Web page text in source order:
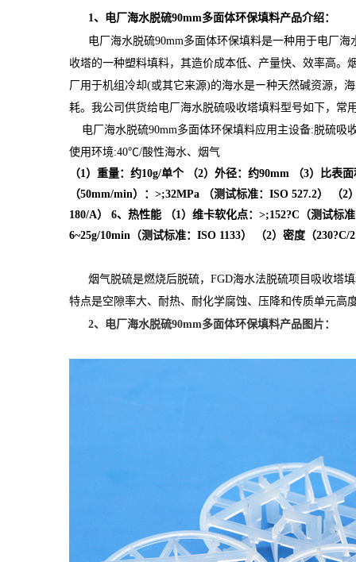
1、电厂海水脱硫90mm多面体环保填料产品介绍：
电厂海水脱硫90mm多面体环保填料是一种用于电厂
收塔的一种塑料填料，其造价成本低、产量快、效率高
厂用于机组冷却(或其它来源)的海水是ー种天然碱资源，
耗。我公司供货给电厂海水脱硫吸收塔填料型号如下，常
电厂海水脱硫90mm多面体环保填料应用 主设备:脱硫吸
使用环境:40℃/酸性海水、烟气
（1）重量：约10g/单个 （2）外径：约90mm （3）比
（50mm/min）：>;32MPa （测试标准：ISO 527.2） （
180/A） 6、热性能 （1）维卡软化点：>;152?C（测试标
6~25g/10min（测试标准：ISO 1133） （2）密度（
烟气脱硫是燃烧后脱硫，FGD海水法脱硫项目吸收塔
特点是空隙率大、耐热、耐化学腐蚀、压降和传质单元高
2、 电厂海水脱硫90mm多面体环保填料产品图片：